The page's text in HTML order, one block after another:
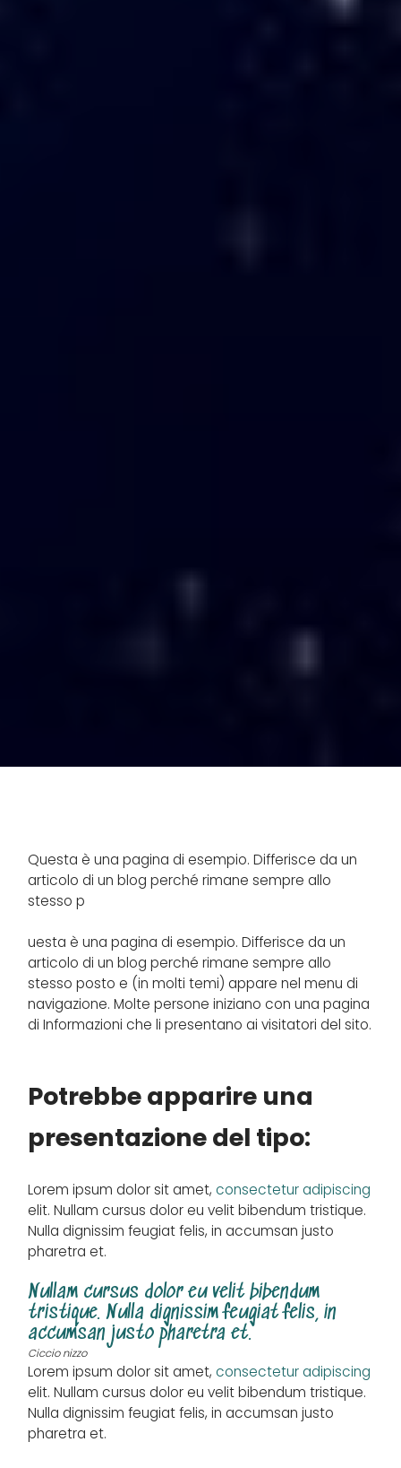
Questa è una pagina di esempio. Differisce da un
articolo di un blog perché rimane sempre allo
stesso p
uesta è una pagina di esempio. Differisce da un
articolo di un blog perché rimane sempre allo
stesso posto e (in molti temi) appare nel menu di
navigazione. Molte persone iniziano con una pagina
di Informazioni che li presentano ai visitatori del sito.
Potrebbe apparire una
presentazione del tipo:
Lorem ipsum dolor sit amet,consectetur adipiscing
elit. Nullam cursus dolor eu velit bibendum tristique.
Nulla dignissim feugiat felis, in accumsan justo
pharetra et.
Nullam cursus dolor eu velit bibendum
tristique. Nulla dignissim feugiat felis, in
accumsan justo pharetra et.
Ciccio nizzo
Lorem ipsum dolor sit amet,consectetur adipiscing
elit. Nullam cursus dolor eu velit bibendum tristique.
Nulla dignissim feugiat felis, in accumsan justo
pharetra et.